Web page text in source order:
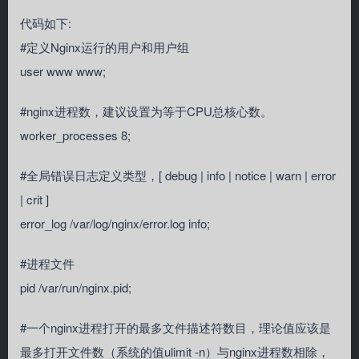
代码如下:
#定义Nginx运行的用户和用户组
user www www;
#nginx进程数，建议设置为等于CPU总核心数。
worker_processes 8;
#全局错误日志定义类型，[ debug | info | notice | warn | error
| crit ]
error_log /var/log/nginx/error.log info;
#进程文件
pid /var/run/nginx.pid;
#一个nginx进程打开的最多文件描述符数目，理论值应该是
最多打开文件数（系统的值ulimit -n）与nginx进程数相除，